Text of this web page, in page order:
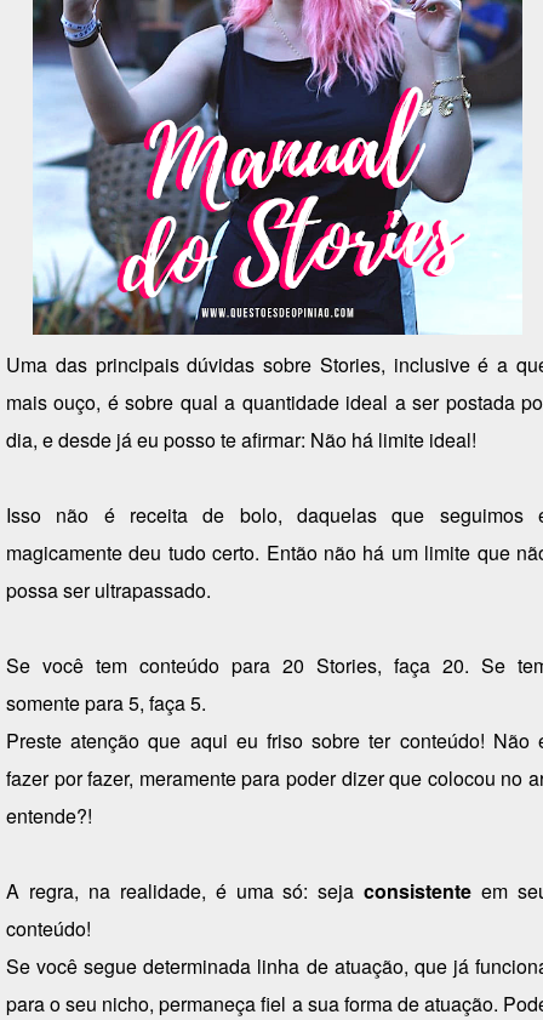
Uma das principais dúvidas sobre Stories, inclusive é a
mais ouço, é sobre qual a quantidade ideal a ser postada
dia, e desde já eu posso te afirmar: Não há limite ideal!
Isso não é receita de bolo, daquelas que seguimos
magicamente deu tudo certo. Então não há um limite que
possa ser ultrapassado.
Se você tem conteúdo para 20 Stories, faça 20. Se
somente para 5, faça 5.
Preste atenção que aqui eu friso sobre ter conteúdo! Não
fazer por fazer, meramente para poder dizer que colocou no
entende?!
A regra, na realidade, é uma só: sejaconsistente em
conteúdo!
Se você segue determinada linha de atuação, que já
para o seu nicho, permaneça fiel a sua forma de atuação.